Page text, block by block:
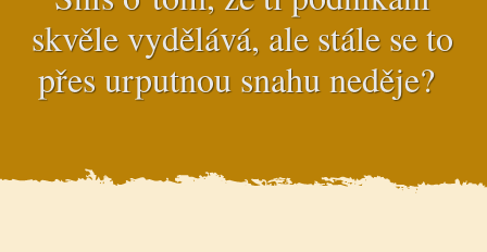
skvěle vydělává, ale stále se to
přes urputnou snahu neděje?